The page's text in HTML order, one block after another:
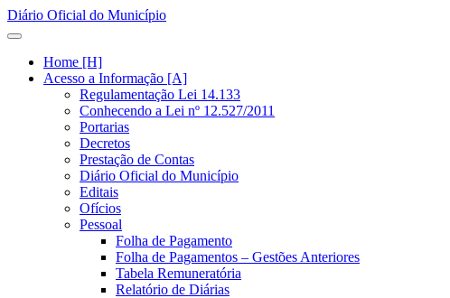
Diário Oficial do Município
Home [H]
Acesso a Informação [A]
Regulamentação Lei 14.133
Conhecendo a Lei nº 12.527/2011
Portarias
Decretos
Prestação de Contas
Diário Oficial do Município
Editais
Ofícios
Pessoal
Folha de Pagamento
Folha de Pagamentos – Gestões Anteriores
Tabela Remuneratória
Relatório de Diárias